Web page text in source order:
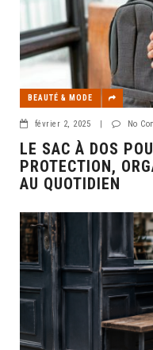
BEAUTÉ & MODE
février 2, 2025 | No
LE SAC À DOS
PROTECTION,
AU QUOTIDIEN